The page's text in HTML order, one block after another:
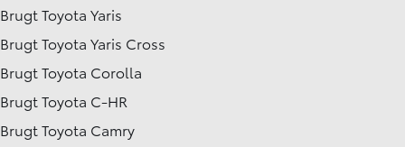
Brugt Toyota Yaris
Brugt Toyota Yaris Cross
Brugt Toyota Corolla
Brugt Toyota C-HR
Brugt Toyota Camry